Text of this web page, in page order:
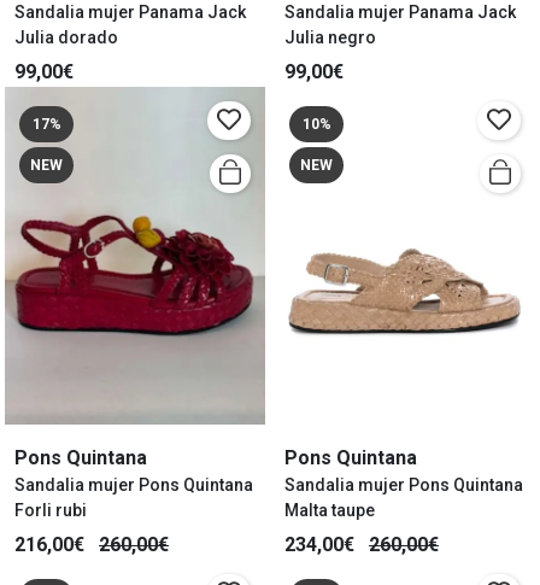
Sandalia mujer Panama Jack
Julia dorado
99,00€
Sandalia mujer Panama Jack
Julia negro
99,00€
17%
NEW
Pons Quintana
Sandalia mujer Pons Quintana
Forli rubi
216,00€ 260,00€
10%
NEW
Pons Quintana
Sandalia mujer Pons Quintana
Malta taupe
234,00€ 260,00€